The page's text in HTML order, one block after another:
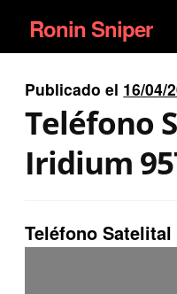
Ir
a
la
navegación
Ir
al
contenido
Ronin Sniper
EQUIPAMIENTO ÉLITE
PISTOLAS
SATELITALES
Publicado el 16/04/
Teléfono
Iridium
Teléfono